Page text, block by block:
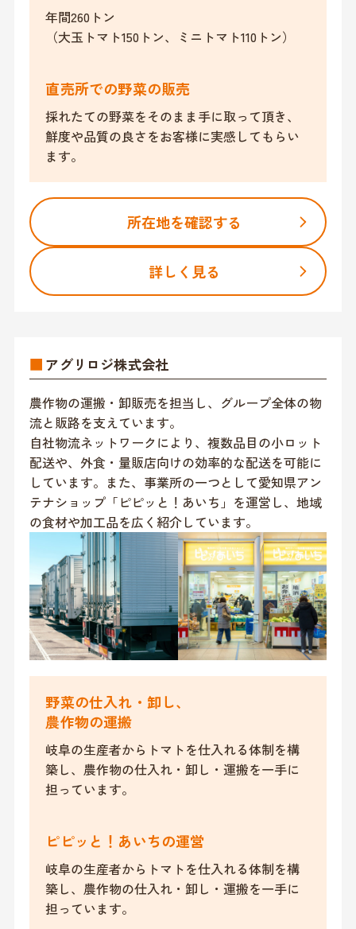
年間260トン
（大玉トマト150トン、ミニトマト110トン）
直売所での野菜の販売
採れたての野菜をそのまま手に取って頂き、
鮮度や品質の良さをお客様に実感してもらい
ます。
所在地を確認する
詳しく見る
■ アグリロジ株式会社
農作物の運搬・卸販売を担当し、グループ全体の物
流と販路を支えています。
自社物流ネットワークにより、複数品目の小ロット
配送や、外食・量販店向けの効率的な配送を可能に
しています。また、事業所の一つとして愛知県アン
テナショップ「ピピッと！あいち」を運営し、地域
の食材や加工品を広く紹介しています。
野菜の仕入れ・卸し、
農作物の運搬
岐阜の生産者からトマトを仕入れる体制を構
築し、農作物の仕入れ・卸し・運搬を一手に
担っています。
ピピッと！あいちの運営
岐阜の生産者からトマトを仕入れる体制を構
築し、農作物の仕入れ・卸し・運搬を一手に
担っています。